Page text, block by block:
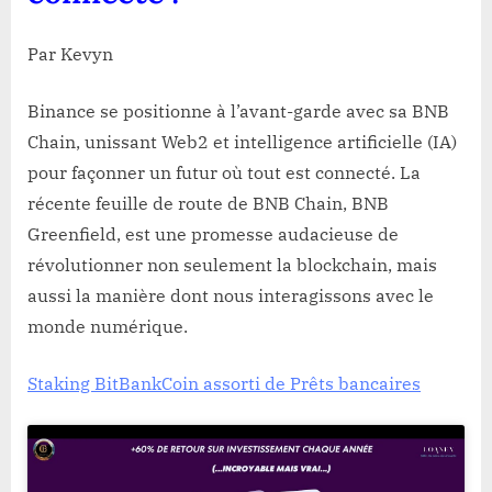
Par Kevyn
Binance se positionne à l’avant-garde avec sa BNB
Chain, unissant Web2 et intelligence artificielle (IA)
pour façonner un futur où tout est connecté. La
récente feuille de route de BNB Chain, BNB
Greenfield, est une promesse audacieuse de
révolutionner non seulement la blockchain, mais
aussi la manière dont nous interagissons avec le
monde numérique.
Staking BitBankCoin assorti de Prêts bancaires